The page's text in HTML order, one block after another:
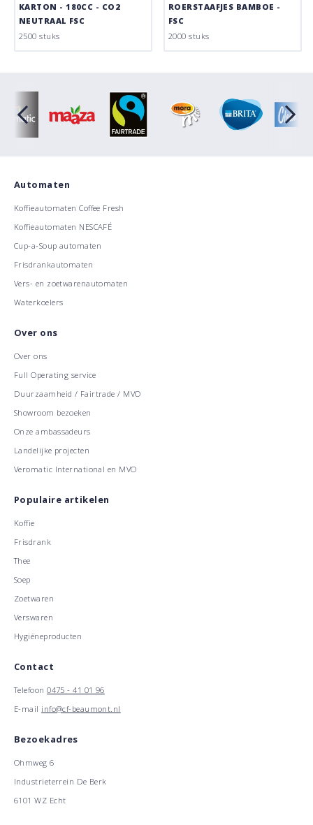
KARTON - 180CC - CO2
NEUTRAAL FSC
2500 stuks
ROERSTAAFJES BAMBOE -
FSC
2000 stuks
Automaten
Koffieautomaten Coffee Fresh
Koffieautomaten NESCAFÉ
Cup-a-Soup automaten
Frisdrankautomaten
Vers- en zoetwarenautomaten
Waterkoelers
Over ons
Over ons
Full Operating service
Duurzaamheid / Fairtrade / MVO
Showroom bezoeken
Onze ambassadeurs
Landelijke projecten
Veromatic International en MVO
Populaire artikelen
Koffie
Frisdrank
Thee
Soep
Zoetwaren
Verswaren
Hygiëneproducten
Contact
Telefoon0475 - 41 01 96
E-mail info@cf-beaumont.nl
Bezoekadres
Ohmweg 6
Industrieterrein De Berk
6101 WZ Echt